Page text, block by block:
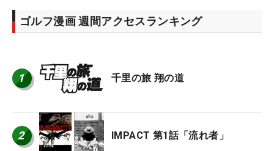
ゴルフ漫画 週間アクセスランキング
1 千里の旅 翔の道
2 IMPACT 第1話「流れ者」